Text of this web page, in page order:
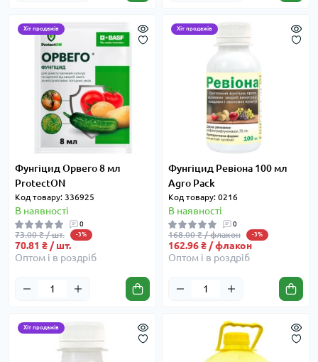
Хіт продажів
Фунгіцид Орвего 8 мл
ProtectON
Код товару: 336925
В наявності
0
73.00 ₴ / шт. -3%
70.81 ₴ / шт.
Оптом і в роздріб
Хіт продажів
Фунгіцид Ревіона 100 мл
Agro Pack
Код товару: 0216
В наявності
0
168.00 ₴ / флакон -3%
162.96 ₴ / флакон
Оптом і в роздріб
Хіт продажів